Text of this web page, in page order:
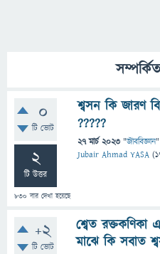
0
টি ভোট
2
টি উত্তর
830 বার দেখা হয়েছে
শ্বসন কি জারণ
?????
27 মার্চ 2023 "জীববিজ্ঞান"
Jubair Ahmad YASA (
+2
টি ভোট
শ্বেত রক্তকণিকা
মাঝে কি সবাত